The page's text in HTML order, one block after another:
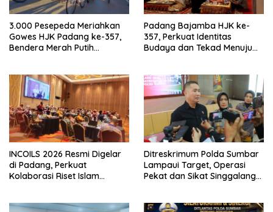
3.000 Pesepeda Meriahkan
Gowes HJK Padang ke-357,
Bendera Merah Putih
Padang Bajamba HJK ke-
357, Perkuat Identitas
Budaya dan Tekad Menuju
INCOILS 2026 Resmi Digelar
di Padang, Perkuat
Kolaborasi Riset Islam
Ditreskrimum Polda Sumbar
Lampaui Target, Operasi
Pekat dan Sikat Singgalang